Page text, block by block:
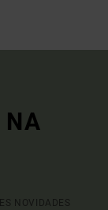
NA
NOVIDADES